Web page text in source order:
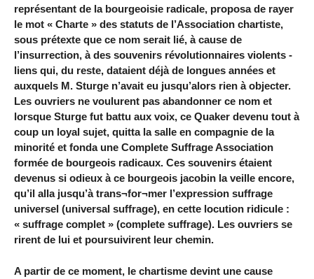
représentant de la bourgeoisie radicale, proposa de rayer
le mot « Charte » des statuts de l’Association chartiste,
sous prétexte que ce nom serait lié, à cause de
l’insurrection, à des souvenirs révolutionnaires violents -
liens qui, du reste, dataient déjà de longues années et
auxquels M. Sturge n’avait eu jusqu’alors rien à objecter.
Les ouvriers ne voulurent pas abandonner ce nom et
lorsque Sturge fut battu aux voix, ce Quaker devenu tout à
coup un loyal sujet, quitta la salle en compagnie de la
minorité et fonda une Complete Suffrage Association
formée de bourgeois radicaux. Ces souvenirs étaient
devenus si odieux à ce bourgeois jacobin la veille encore,
qu’il alla jusqu’à trans¬for¬mer l’expression suffrage
universel (universal suffrage), en cette locution ridicule :
« suffrage complet » (complete suffrage). Les ouvriers se
rirent de lui et poursuivirent leur chemin.
A partir de ce moment, le chartisme devint une cause